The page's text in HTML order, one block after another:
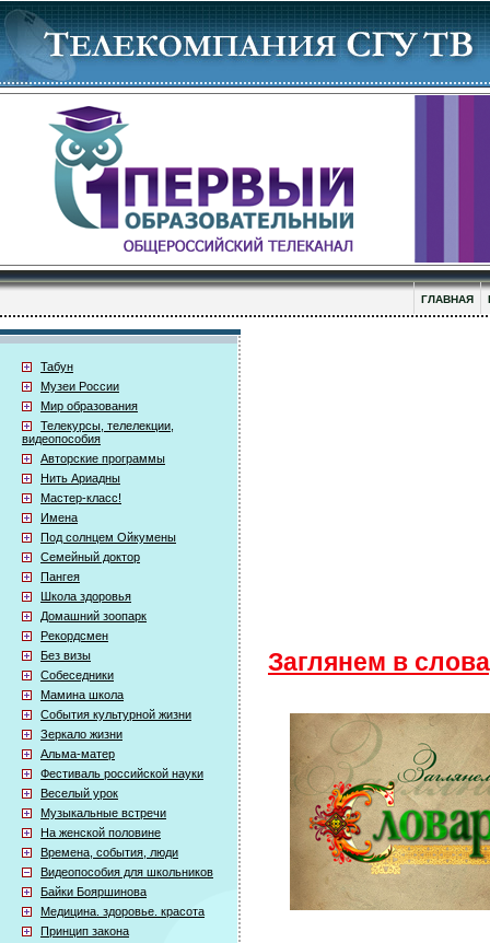
ГЛАВНАЯ
Табун
Музеи России
Мир образования
Телекурсы, телелекции,
видеопособия
Авторские программы
Нить Ариадны
Мастер-класс!
Имена
Под солнцем Ойкумены
Семейный доктор
Пангея
Школа здоровья
Домашний зоопарк
Рекордсмен
Без визы
Собеседники
Мамина школа
События культурной жизни
Зеркало жизни
Альма-матер
Фестиваль российской науки
Веселый урок
Музыкальные встречи
На женской половине
Времена, события, люди
Видеопособия для школьников
Байки Бояршинова
Медицина. здоровье. красота
Принцип закона
Заглянем в